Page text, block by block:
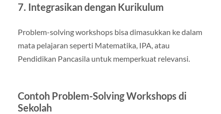
7. Integrasikan dengan Kurikulum
Problem-solving workshops bisa dimasukkan ke dalam
mata pelajaran seperti Matematika, IPA, atau
Pendidikan Pancasila untuk memperkuat relevansi.
Contoh Problem-Solving Workshops di
Sekolah